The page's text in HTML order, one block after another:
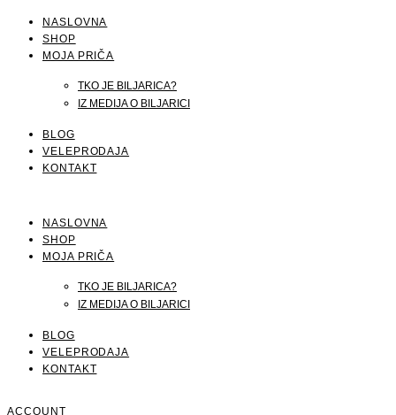
NASLOVNA
SHOP
MOJA PRIČA
TKO JE BILJARICA?
IZ MEDIJA O BILJARICI
BLOG
VELEPRODAJA
KONTAKT
NASLOVNA
SHOP
MOJA PRIČA
TKO JE BILJARICA?
IZ MEDIJA O BILJARICI
BLOG
VELEPRODAJA
KONTAKT
ACCOUNT